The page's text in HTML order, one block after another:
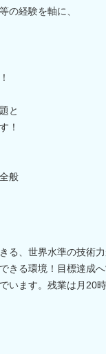
の経験を軸に、
と
！
般
る、世界水準の技術
きる環境！目標達成
います。残業は月20